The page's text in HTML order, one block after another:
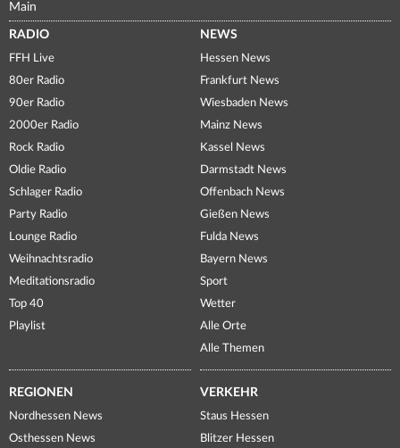
Main
RADIO
FFH Live
80er Radio
90er Radio
2000er Radio
Rock Radio
Oldie Radio
Schlager Radio
Party Radio
Lounge Radio
Weihnachtsradio
Meditationsradio
Top 40
Playlist
NEWS
Hessen News
Frankfurt News
Wiesbaden News
Mainz News
Kassel News
Darmstadt News
Offenbach News
Gießen News
Fulda News
Bayern News
Sport
Wetter
Alle Orte
Alle Themen
REGIONEN
Nordhessen News
Osthessen News
VERKEHR
Staus Hessen
Blitzer Hessen